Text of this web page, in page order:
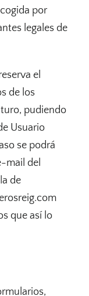
por
legales de
el
de los
pudiendo
Usuario
se podrá
mail del
de
que así lo